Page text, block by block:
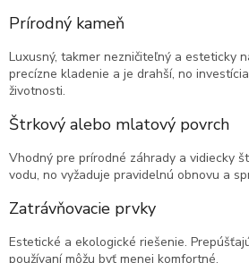
Prírodný kameň
Luxusný, takmer nezničiteľný a esteticky
precízne kladenie a je drahší, no
životnosti.
Štrkový alebo mlatový povrch
Vhodný pre prírodné záhrady a vidiecky
vodu, no vyžaduje pravidelnú obnovu a
Zatrávňovacie prvky
Estetické a ekologické riešenie.
používaní môžu byť menej komfortné.